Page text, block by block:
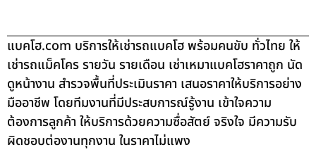
แบคโฮ.com บริการให้เช่ารถแบคโฮ พร้อมคนขับ ทั่วไทย ให้
เช่ารถแม็คโคร รายวัน รายเดือน เช่าเหมาแบคโฮราคาถูก นัด
ดูหน้างาน สำรวจพื้นที่ประเมินราคา เสนอราคาให้บริการอย่าง
มืออาชีพ โดยทีมงานที่มีประสบการณ์รู้งาน เข้าใจความ
ต้องการลูกค้า ให้บริการด้วยความซื่อสัตย์ จริงใจ มีความรับ
ผิดชอบต่องานทุกงาน ในราคาไม่แพง